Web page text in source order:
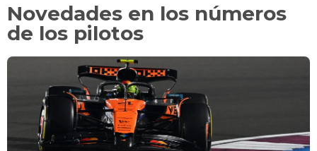
Novedades en los números
de los pilotos